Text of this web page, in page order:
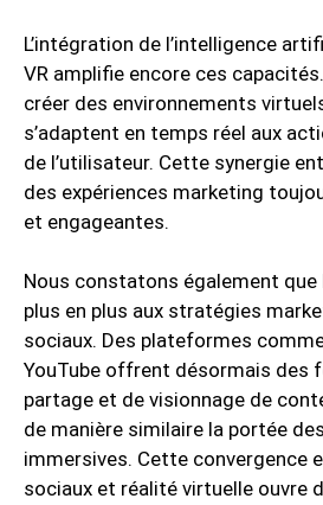
L’intégration de l’intelligence
VR amplifie encore ces
créer des environnements
s’adaptent en temps réel aux
de l’utilisateur. Cette synergie
des expériences marketing
et engageantes.
Nous constatons également que
plus en plus aux stratégies
sociaux. Des plateformes
YouTube offrent désormais des
partage et de visionnage de
de manière similaire la portée
immersives. Cette convergence
sociaux et réalité virtuelle ouvre